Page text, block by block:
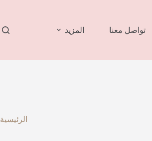
تواصل معنا المزيد
الرئيسية